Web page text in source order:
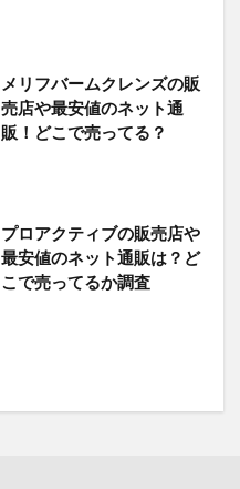
メリフバームクレンズの販
売店や最安値のネット通
販！どこで売ってる？
プロアクティブの販売店や
最安値のネット通販は？ど
こで売ってるか調査